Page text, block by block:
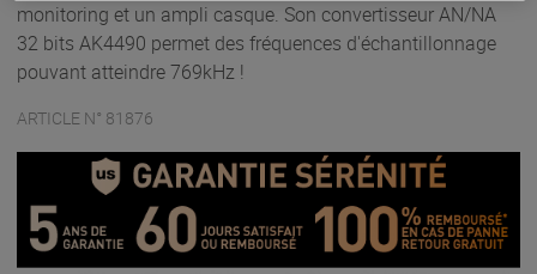
monitoring et un ampli casque. Son convertisseur AN/NA
32 bits AK4490 permet des fréquences d'échantillonnage
pouvant atteindre 769kHz !
ARTICLE N° 81876